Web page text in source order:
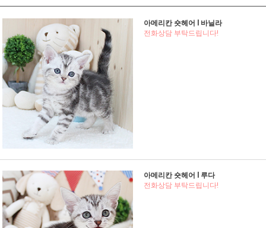
아메리칸 숏헤어 l 바닐라
전화상담 부탁드립니다!
아메리칸 숏헤어 l 루다
전화상담 부탁드립니다!